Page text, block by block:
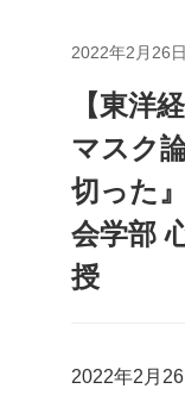
2022年2月26日
【東洋
マスク
切った
会学部
授
2022年2月